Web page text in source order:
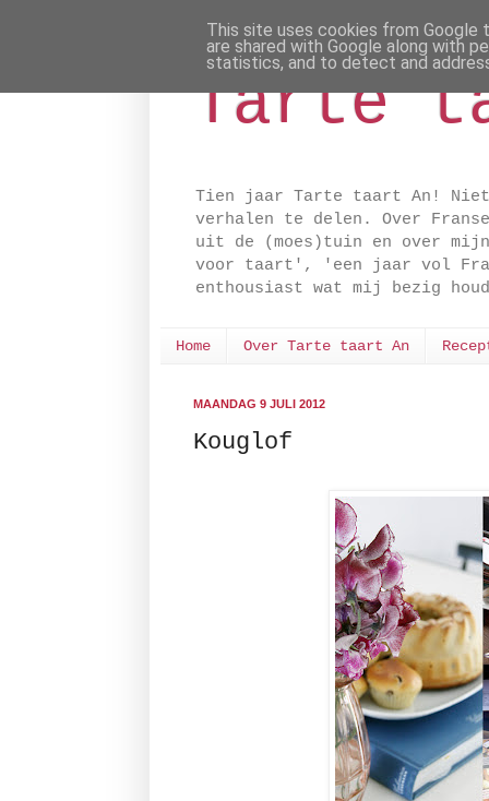
Tarte
Tien jaar Tarte taart An! Niet
verhalen te delen. Over
uit de (moes)tuin en over
voor taart', 'een jaar vol
enthousiast wat mij bezig
Home Over Tarte taart An
MAANDAG 9 JULI 2012
Kouglof
This site uses cookies from Google
are shared with Google along with
statistics, and to detect and